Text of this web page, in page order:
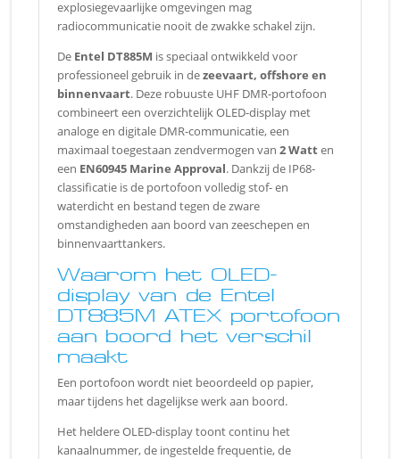
explosiegevaarlijke omgevingen mag
radiocommunicatie nooit de zwakke schakel zijn.
De Entel DT885M is speciaal ontwikkeld voor
professioneel gebruik in dezeevaart, offshore en
binnenvaart. Deze robuuste UHF DMR-portofoon
combineert een overzichtelijk OLED-display met
analoge en digitale DMR-communicatie, een
maximaal toegestaan zendvermogen van 2 Watten
een EN60945 Marine Approval. Dankzij de IP68-
classificatie is de portofoon volledig stof- en
waterdicht en bestand tegen de zware
omstandigheden aan boord van zeeschepen en
binnenvaarttankers.
Waarom het OLED-
display van de Entel
DT885M ATEX portofoon
aan boord het verschil
maakt
Een portofoon wordt niet beoordeeld op papier,
maar tijdens het dagelijkse werk aan boord.
Het heldere OLED-display toont continu het
kanaalnummer, de ingestelde frequentie, de